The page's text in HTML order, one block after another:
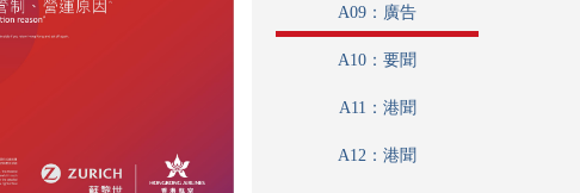
A09：廣告
A10：要聞
A11：港聞
A12：港聞